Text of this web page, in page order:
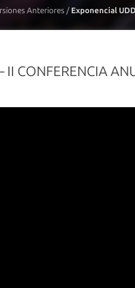
Anteriores/ Exponencial
II CONFERENCIA